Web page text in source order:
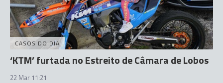
CASOS DO DIA
‘KTM’ furtada no Estreito de Câmara de Lobos
22 Mar 11:21